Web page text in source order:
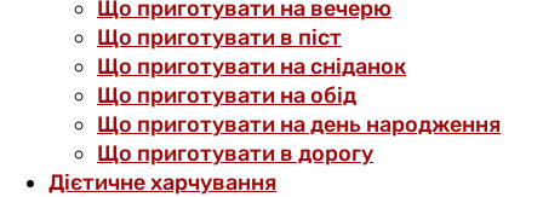
Що приготувати на вечерю
Що приготувати в піст
Що приготувати на сніданок
Що приготувати на обід
Що приготувати на день народження
Що приготувати в дорогу
Дієтичне харчування